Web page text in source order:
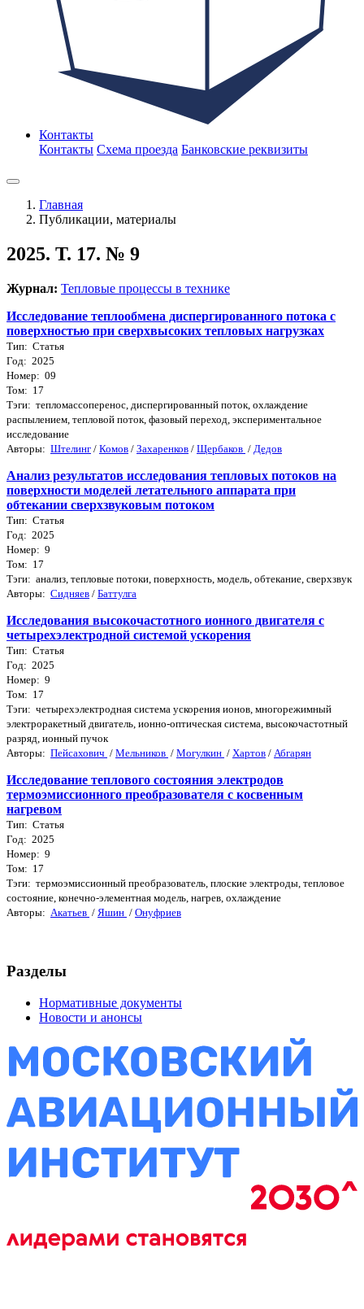
Контакты
Контакты Схема проезда Банковские реквизиты
Главная
Публикации, материалы
2025. Т. 17. № 9
Журнал: Тепловые процессы в технике
Исследование теплообмена диспергированного потока с
поверхностью при сверхвысоких тепловых нагрузках
Тип: Статья
Год: 2025
Номер: 09
Том: 17
Тэги: тепломассоперенос, диспергированный поток, охлаждение
распылением, тепловой поток, фазовый переход, экспериментальное
исследование
Авторы: Штелинг / Комов / Захаренков / Щербаков / Дедов
Анализ результатов исследования тепловых потоков на
поверхности моделей летательного аппарата при
обтекании сверхзвуковым потоком
Тип: Статья
Год: 2025
Номер: 9
Том: 17
Тэги: анализ, тепловые потоки, поверхность, модель, обтекание, сверхзвук
Авторы: Сидняев / Баттулга
Исследования высокочастотного ионного двигателя с
четырехэлектродной системой ускорения
Тип: Статья
Год: 2025
Номер: 9
Том: 17
Тэги: четырехэлектродная система ускорения ионов, многорежимный
электроракетный двигатель, ионно-оптическая система, высокочастотный
разряд, ионный пучок
Авторы: Пейсахович / Мельников / Могулкин / Хартов / Абгарян
Исследование теплового состояния электродов
термоэмиссионного преобразователя с косвенным
нагревом
Тип: Статья
Год: 2025
Номер: 9
Том: 17
Тэги: термоэмиссионный преобразователь, плоские электроды, тепловое
состояние, конечно-элементная модель, нагрев, охлаждение
Авторы: Акатьев / Яшин / Онуфриев
Разделы
Нормативные документы
Новости и анонсы